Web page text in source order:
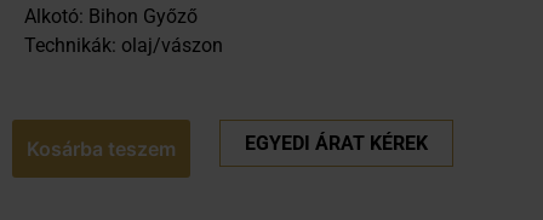
Alkotó: Bihon Győző
Technikák: olaj/vászon
Kosárba teszem EGYEDI ÁRAT KÉREK